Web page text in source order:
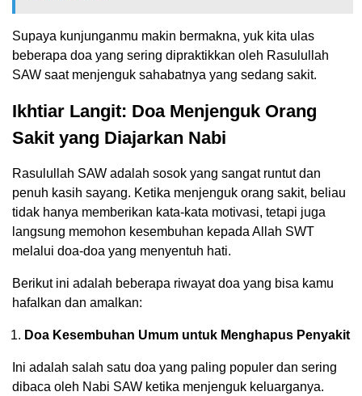
Supaya kunjunganmu makin bermakna, yuk kita ulas
beberapa doa yang sering dipraktikkan oleh Rasulullah
SAW saat menjenguk sahabatnya yang sedang sakit.
Ikhtiar Langit: Doa Menjenguk Orang
Sakit yang Diajarkan Nabi
Rasulullah SAW adalah sosok yang sangat runtut dan
penuh kasih sayang. Ketika menjenguk orang sakit, beliau
tidak hanya memberikan kata-kata motivasi, tetapi juga
langsung memohon kesembuhan kepada Allah SWT
melalui doa-doa yang menyentuh hati.
Berikut ini adalah beberapa riwayat doa yang bisa kamu
hafalkan dan amalkan:
Doa Kesembuhan Umum untuk Menghapus Penyakit
Ini adalah salah satu doa yang paling populer dan sering
dibaca oleh Nabi SAW ketika menjenguk keluarganya.